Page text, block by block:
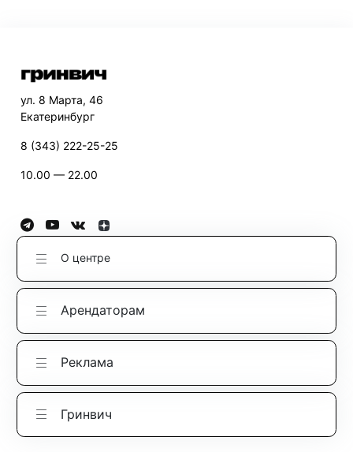
ул. 8 Марта, 46
Екатеринбург
8 (343) 222-25-25
10.00 — 22.00
О центре
Арендаторам
Реклама
Гринвич